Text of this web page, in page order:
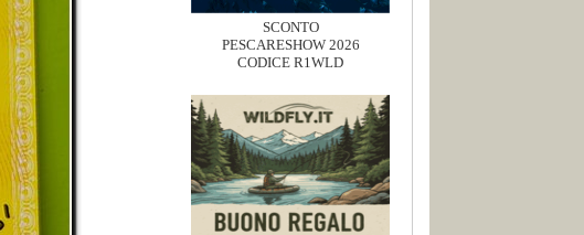
SCONTO
PESCARESHOW 2026
CODICE R1WLD